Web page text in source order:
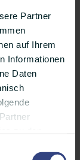
Partner
auf Ihrem
Informationen
Daten
über
erfolgt
mithilfe